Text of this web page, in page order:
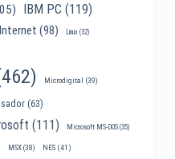
IBM PC (119)
Internet (98) Linux(32)
Microdigital (39)
(63)
(111) Microsoft MS-DOS(35)
MSX(38) NES(41)